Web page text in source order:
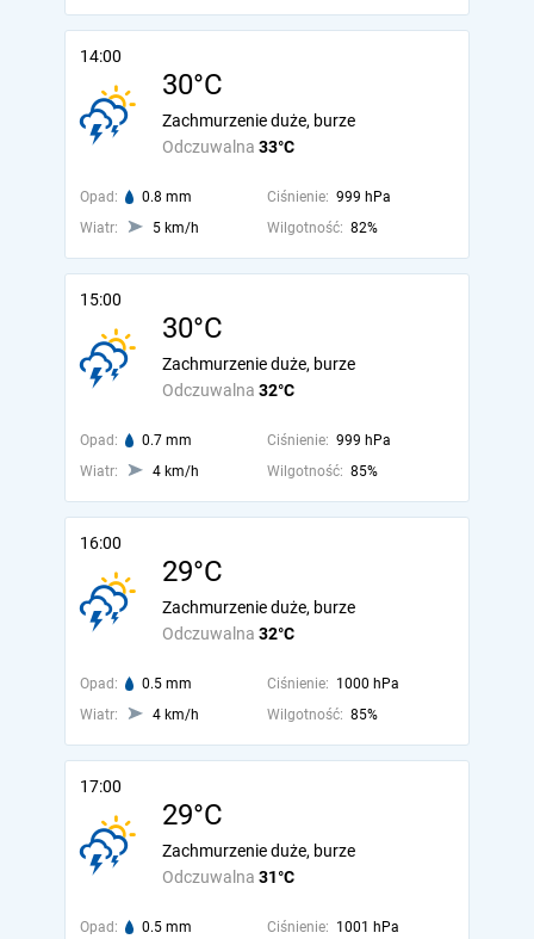
14:00
30°C
Odczuwalna 33°C
Zachmurzenie duże, burze
Opad: 0.8 mm Ciśnienie: 999 hPa
Wiatr:
5 km/h Wilgotność: 82%
15:00
30°C
Odczuwalna 32°C
Zachmurzenie duże, burze
Opad: 0.7 mm Ciśnienie: 999 hPa
Wiatr:
4 km/h Wilgotność: 85%
16:00
29°C
Odczuwalna 32°C
Zachmurzenie duże, burze
Opad: 0.5 mm Ciśnienie: 1000 hPa
Wiatr:
4 km/h Wilgotność: 85%
17:00
29°C
Odczuwalna 31°C
Zachmurzenie duże, burze
Opad: 0.5 mm Ciśnienie: 1001 hPa